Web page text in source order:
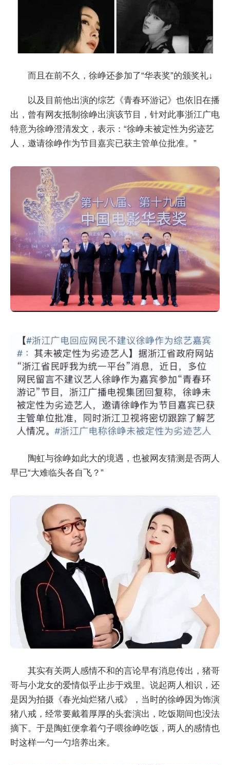
而且在前不久，徐峥还参加了“华表奖”的颁奖礼↓
以及目前他出演的综艺《青春环游记》也依旧在播
出，曾有网友抵制徐峥出演该节目，针对此事浙江广电
特意为徐峥澄清发文，表示：“徐峥未被定性为劣迹艺
人，邀请徐峥作为节目嘉宾已获主管单位批准。”
陶虹与徐峥如此大的境遇，也被网友猜测是否两人
早已“大难临头各自飞？”
其实有关两人感情不和的言论早有消息传出，猪哥
哥与小龙女的爱情似乎止步于戏里。说起两人相识，还
是因为拍摄《春光灿烂猪八戒》，当时的徐峥因为饰演
猪八戒，经常要戴着厚厚的头套演出，吃饭期间也没法
摘下。于是陶虹便拿着勺子喂徐峥吃饭，两人的感情也
时这样一勺一勺培养出来。